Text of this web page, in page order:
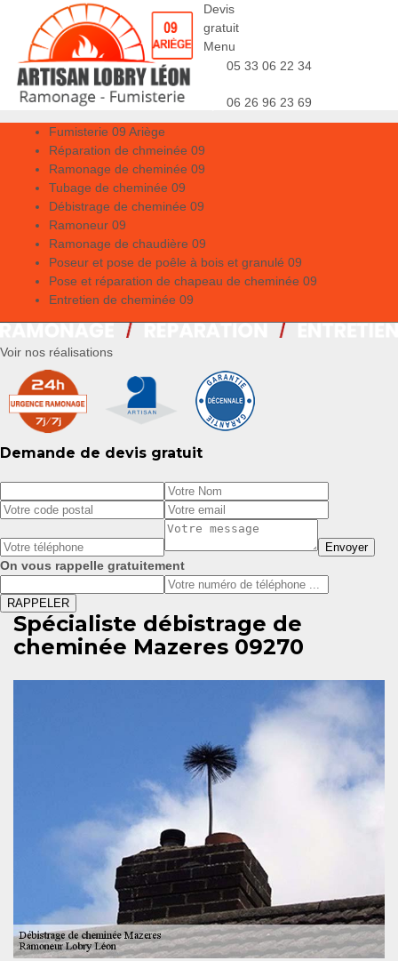
Devis
gratuit
Menu
05 33 06 22 34
06 26 96 23 69
Fumisterie 09 Ariège
Réparation de chmeinée 09
Ramonage de cheminée 09
Tubage de cheminée 09
Débistrage de cheminée 09
Ramoneur 09
Ramonage de chaudière 09
Poseur et pose de poêle à bois et granulé 09
Pose et réparation de chapeau de cheminée 09
Entretien de cheminée 09
Voir nos réalisations
Demande de devis gratuit
On vous rappelle gratuitement
Spécialiste débistrage de
cheminée Mazeres 09270